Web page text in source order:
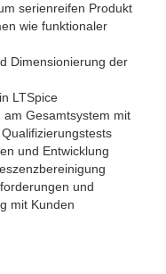
serienreifen Produkt
wie funktionaler
Dimensionierung der
LTSpice
Gesamtsystem mit
und Entwicklung
und
mit Kunden